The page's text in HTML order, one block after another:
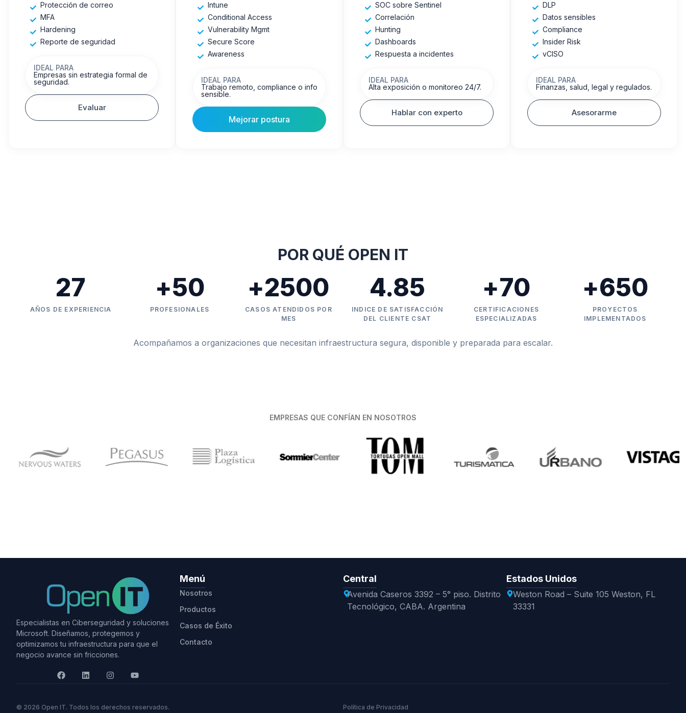
Protección de correo
MFA
Hardening
Reporte de seguridad
IDEAL PARA
Empresas sin estrategia formal de
seguridad.
Evaluar
Intune
Conditional Access
Vulnerability Mgmt
Secure Score
Awareness
IDEAL PARA
Trabajo remoto, compliance o info
sensible.
Mejorar postura
SOC sobre Sentinel
Correlación
Hunting
Dashboards
Respuesta a incidentes
IDEAL PARA
Alta exposición o monitoreo 24/7.
Hablar con experto
DLP
Datos sensibles
Compliance
Insider Risk
vCISO
IDEAL PARA
Finanzas, salud, legal y regulados.
Asesorarme
POR QUÉ OPEN IT
AÑOS DE EXPERIENCIA
27
PROFESIONALES
+50
CASOS ATENDIDOS POR
MES
+2500
INDICE DE SATISFACCIÓN
DEL CLIENTE CSAT
4.85
CERTIFICACIONES
ESPECIALIZADAS
+70
PROYECTOS
IMPLEMENTADOS
+650
Acompañamos a organizaciones que necesitan infraestructura segura, disponible y preparada para escalar.
EMPRESAS QUE CONFÍAN EN NOSOTROS
Especialistas en Ciberseguridad y soluciones
Microsoft. Diseñamos, protegemos y
optimizamos tu infraestructura para que el
negocio avance sin fricciones.
Menú
Nosotros
Productos
Casos de Éxito
Contacto
Central
Avenida Caseros 3392 – 5° piso. Distrito
Tecnológico, CABA. Argentina
Estados Unidos
Weston Road – Suite 105 Weston, FL
33331
© 2026 Open IT. Todos los derechos reservados.​ Política de Privacidad